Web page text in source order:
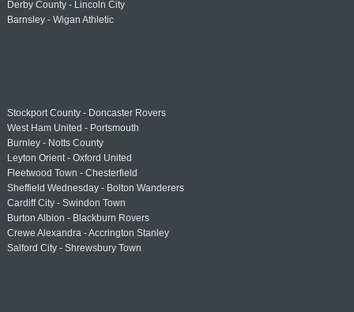
Derby County - Lincoln City
Barnsley - Wigan Athletic
Stockport County - Doncaster Rovers
West Ham United - Portsmouth
Burnley - Notts County
Leyton Orient - Oxford United
Fleetwood Town - Chesterfield
Sheffield Wednesday - Bolton Wanderers
Cardiff City - Swindon Town
Burton Albion - Blackburn Rovers
Crewe Alexandra - Accrington Stanley
Salford City - Shrewsbury Town